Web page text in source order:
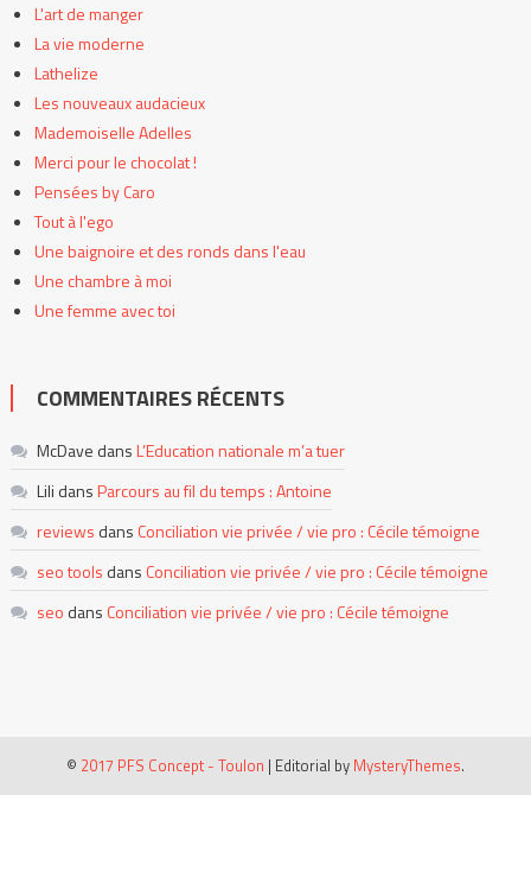
L'art de manger
La vie moderne
Lathelize
Les nouveaux audacieux
Mademoiselle Adelles
Merci pour le chocolat !
Pensées by Caro
Tout à l'ego
Une baignoire et des ronds dans l'eau
Une chambre à moi
Une femme avec toi
COMMENTAIRES RÉCENTS
McDave dansL’Education nationale m’a tuer
Lili dansParcours au fil du temps : Antoine
reviews dans Conciliation vie privée / vie pro : Cécile témoigne
seo tools dans Conciliation vie privée / vie pro : Cécile témoigne
seo dans Conciliation vie privée / vie pro : Cécile témoigne
© 2017 PFS Concept - Toulon | Editorial by MysteryThemes.